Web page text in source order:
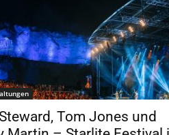
Tom Jones und